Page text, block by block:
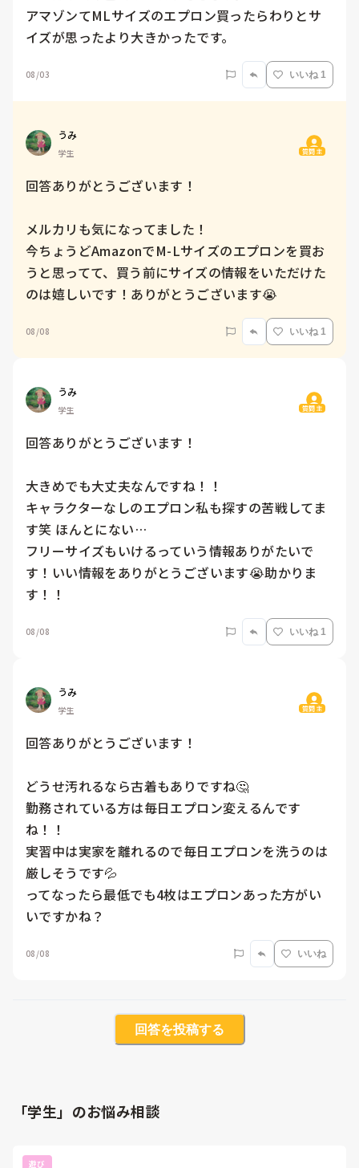
アマゾンてMLサイズのエプロン買ったらわりとサ
イズが思ったより大きかったです。
08/03 いいね 1
うみ
学生 質問主
回答ありがとうございます！
メルカリも気になってました！
今ちょうどAmazonでM-Lサイズのエプロンを買お
うと思ってて、買う前にサイズの情報をいただけた
のは嬉しいです！ありがとうございます😭
08/08 いいね 1
うみ
学生 質問主
回答ありがとうございます！
大きめでも大丈夫なんですね！！
キャラクターなしのエプロン私も探すの苦戦してま
す笑 ほんとにない…
フリーサイズもいけるっていう情報ありがたいで
す！いい情報をありがとうございます😭助かりま
す！！
08/08 いいね 1
うみ
学生 質問主
回答ありがとうございます！
どうせ汚れるなら古着もありですね🤔
勤務されている方は毎日エプロン変えるんです
ね！！
実習中は実家を離れるので毎日エプロンを洗うのは
厳しそうです💦
ってなったら最低でも4枚はエプロンあった方がい
いですかね？
08/08 いいね
回答を投稿する
「学生」のお悩み相談
遊び